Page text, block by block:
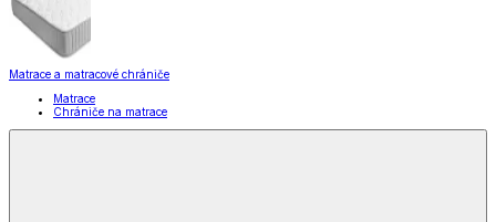
Matrace a matracové chrániče
Matrace
Chrániče na matrace